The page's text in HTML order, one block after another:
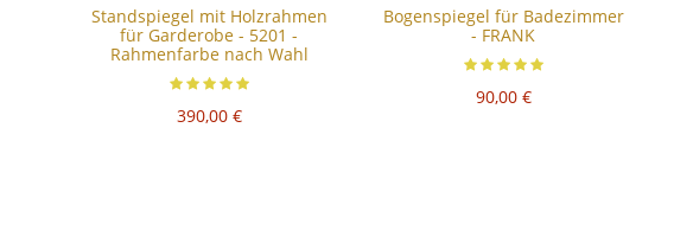
Standspiegel mit Holzrahmen
für Garderobe - 5201 -
Rahmenfarbe nach Wahl
390,00 €
Bogenspiegel für Badezimmer
- FRANK
90,00 €